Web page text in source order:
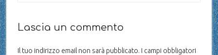
Lascia un commento
Il tuo indirizzo email non sarà pubblicato. I campi obbligatori